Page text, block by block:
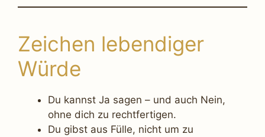
Zeichen lebendiger
Würde
Du kannst Ja sagen – und auch Nein,
ohne dich zu rechtfertigen.
Du gibst aus Fülle, nicht um zu